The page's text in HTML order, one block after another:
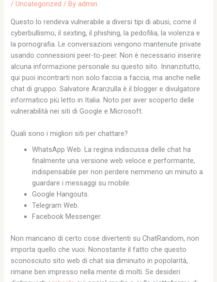
/Uncategorized / Byadmin
Questo lo rendeva vulnerabile a diversi tipi di abusi, come il
cyberbullismo, il sexting, il phishing, la pedofilia, la violenza e
la pornografia. Le conversazioni vengono mantenute private
usando connessioni peer-to-peer. Non è necessario inserire
alcuna informazione personale su questo sito. Innanzitutto,
qui puoi incontrarti non solo faccia a faccia, ma anche nelle
chat di gruppo. Salvatore Aranzulla è il blogger e divulgatore
informatico più letto in Italia. Noto per aver scoperto delle
vulnerabilità nei siti di Google e Microsoft.
Quali sono i migliori siti per chattare?
WhatsApp Web. La regina indiscussa delle chat ha
finalmente una versione web veloce e performante,
indispensabile per non perdere nemmeno un minuto a
guardare i messaggi su mobile.
Google Hangouts.
Telegram Web.
Facebook Messenger.
Non mancano di certo cose divertenti su ChatRandom, non
importa quello che vuoi. Nonostante il fatto che questo
sconosciuto sito web di chat sia diminuito in popolarità,
rimane ben impresso nella mente di molti. Se desideri